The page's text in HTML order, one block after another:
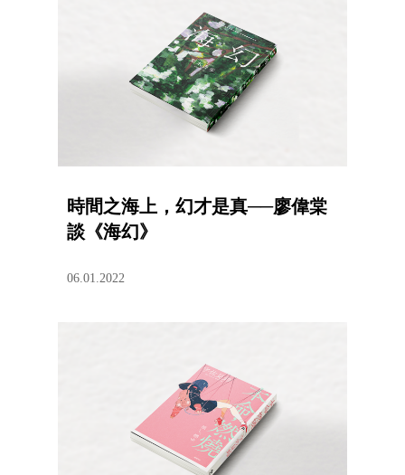
時間之海上，幻才是真──廖偉棠
談《海幻》
06.01.2022